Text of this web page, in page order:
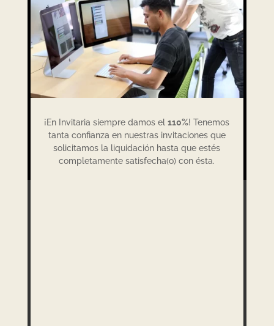
¡En Invitaria siempre damos el110%! Tenemos
tanta confianza en nuestras invitaciones que
solicitamos la liquidación hasta que estés
completamente satisfecha(o) con ésta.